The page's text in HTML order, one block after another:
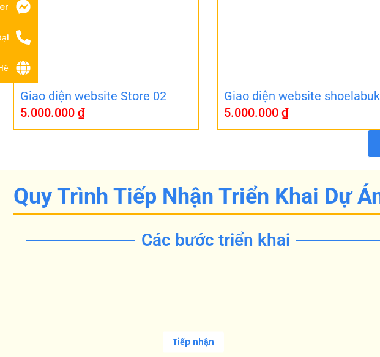
Giao diện website Store 02
5.000.000 ₫
Giao diện website shoelabuk
5.000.000 ₫
Quy Trình Tiếp Nhận Triển Khai Dự
Các bước triển khai
Tiếp nhận